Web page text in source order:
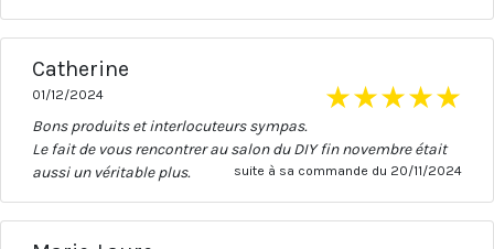
Catherine
01/12/2024 ★★★★★
Bons produits et interlocuteurs sympas.
Le fait de vous rencontrer au salon du DIY fin novembre était
aussi un véritable plus.
suite à sa commande du 20/11/2024